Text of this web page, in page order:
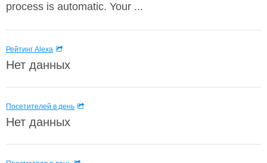
process is automatic. Your ...
Рейтинг Alexa
Нет данных
Посетителей в день
Нет данных